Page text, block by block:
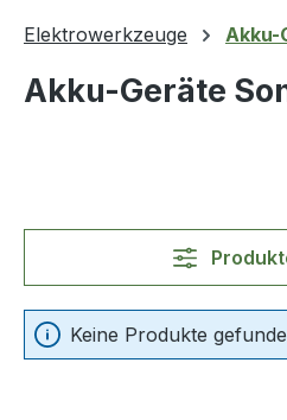
Elektrowerkzeuge Akku-
Akku-Geräte
Keine Produkte